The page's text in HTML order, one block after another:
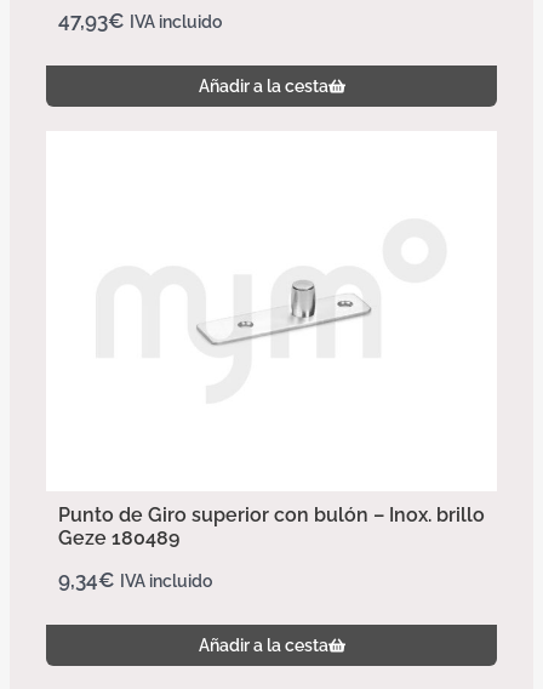
47,93€ IVA incluido
Añadir a la cesta
Punto de Giro superior con bulón – Inox. brillo
Geze 180489
9,34€ IVA incluido
Añadir a la cesta